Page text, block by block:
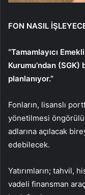
FON NASIL
“Tamamlayıcı
Kurumu’ndan
planlanıyor.”
Fonların, lisanslı
yönetilmesi
adlarına açılacak
edebilecek.
Yatırımların; tahvil,
vadeli finansman